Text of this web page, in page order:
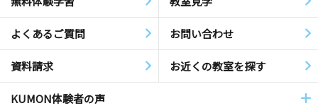
よくあるご質問 お問い合わせ
資料請求 お近くの教室を探す
KUMON体験者の声